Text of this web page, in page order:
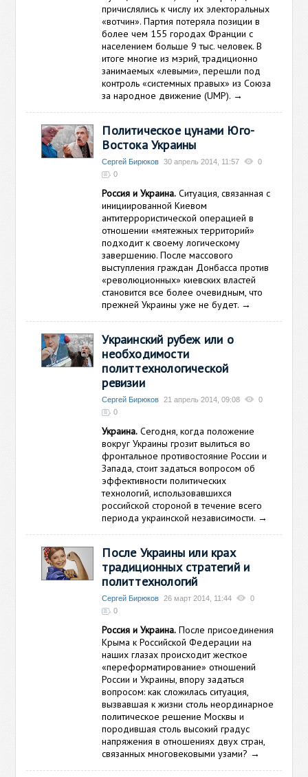
причислялись к числу их электоральных
«вотчин». Партия потеряла позиции в
более чем 155 городах Франции с
населением больше 9 тыс. человек. В
итоге многие из мэрий, традиционно
занимаемых «левыми», перешли под
контроль «системных правых» из Союза
за народное движение (UMP). →
Политическое цунами Юго-
Востока Украины
Сергей Бирюков 30 апрель 2014, 11:57
0
0
Россия и Украина. Ситуация, связанная с
инициированной Киевом
антитеррористической операцией в
отношении «мятежных территорий»
подходит к своему логическому
завершению. После массового
выступления граждан Донбасса против
«революционных» киевских властей
становится все более очевидным, что
прежней Украины уже не будет. →
Украинский рубеж или о
необходимости
политтехнологической
ревизии
Сергей Бирюков 21 апрель 2014, 09:08
0
0
Украина. Сегодня, когда положение
вокруг Украины грозит вылиться во
фронтальное противостояние России и
Запада, стоит задаться вопросом об
эффективности политических
технологий, использовавшихся
российской стороной в течение всего
периода украинской независимости. →
После Украины или крах
традиционных стратегий и
политтехнологий
Сергей Бирюков 26 март 2014, 11:44
0
0
Россия и Украина. После присоединения
Крыма к Российской Федерации на
наших глазах происходит жесткое
«переформатирование» отношений
России и Украины, впору задаться
вопросом: как сложилась ситуация,
вызвавшая к жизни столь неординарное
политическое решение Москвы и
породившая столь высокий градус
напряжения в отношениях двух стран,
связанных многовековыми узами? →